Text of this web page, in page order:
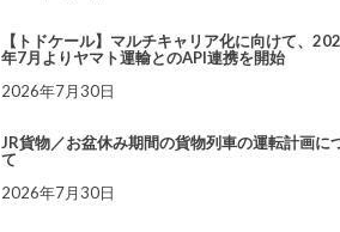
【トドケール】マルチキャリア化に向けて、
年7月よりヤマト運輸とのAPI連携を開始
2026年7月30日
JR貨物／お盆休み期間の貨物列車の運転計画に
て
2026年7月30日